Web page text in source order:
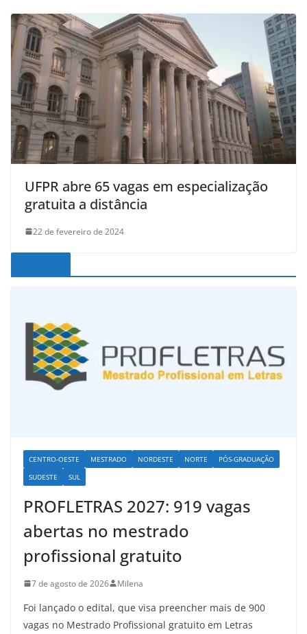
UFPR abre 65 vagas em especialização
gratuita a distância
22 de fevereiro de 2024
CENTRO-OESTE MESTRADO NORDESTE NORTE
PÓS-GRADUAÇÃO
SUDESTE
SUL
PROFLETRAS 2027: 919 vagas
abertas no mestrado
profissional gratuito
7 de agosto de 2026 Milena
Foi lançado o edital, que visa preencher mais de 900
vagas no Mestrado Profissional gratuito em Letras